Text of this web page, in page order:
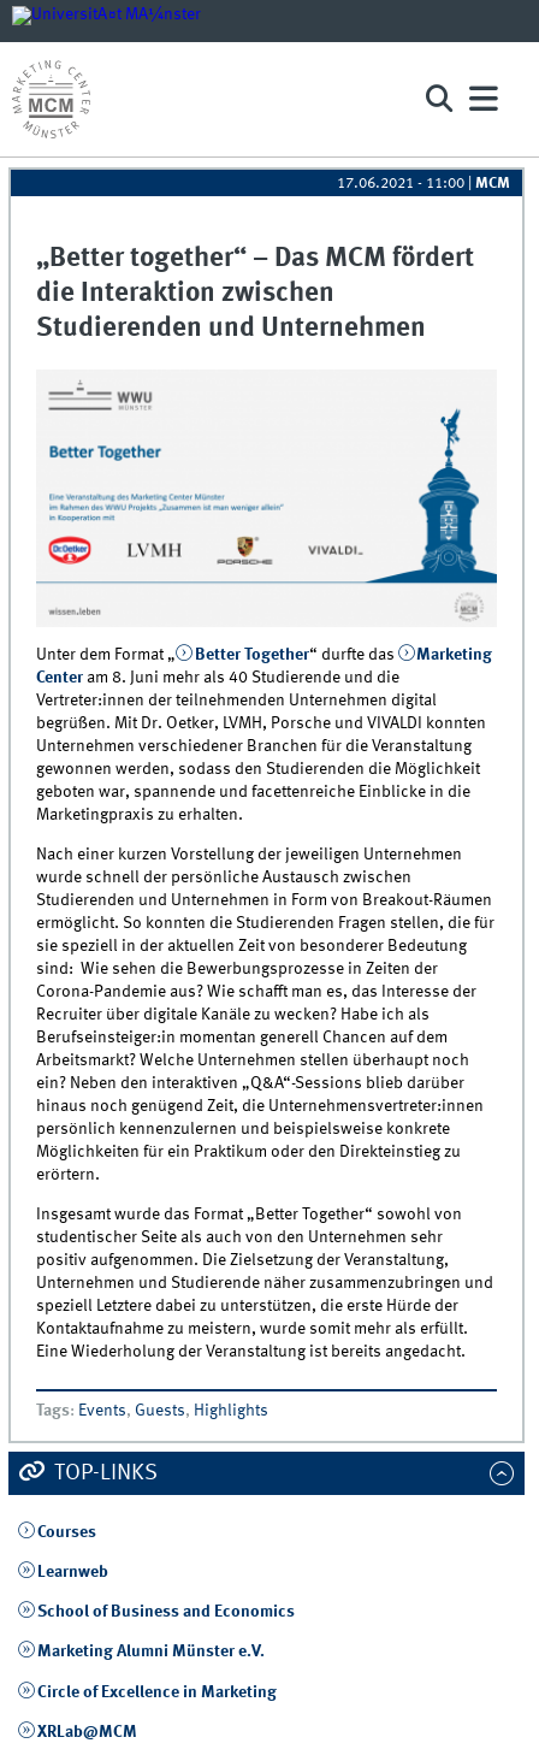
17.06.2021 - 11:00 |MCM
„Better together“ – Das MCM fördert
die Interaktion zwischen
Studierenden und Unternehmen
Unter dem Format „ Better Together“ durfte das
Marketing
Center am 8. Juni mehr als 40 Studierende und die
Vertreter:innen der teilnehmenden Unternehmen digital
begrüßen. Mit Dr. Oetker, LVMH, Porsche und VIVALDI konnten
Unternehmen verschiedener Branchen für die Veranstaltung
gewonnen werden, sodass den Studierenden die Möglichkeit
geboten war, spannende und facettenreiche Einblicke in die
Marketingpraxis zu erhalten.
Nach einer kurzen Vorstellung der jeweiligen Unternehmen
wurde schnell der persönliche Austausch zwischen
Studierenden und Unternehmen in Form von Breakout-Räumen
ermöglicht. So konnten die Studierenden Fragen stellen, die für
sie speziell in der aktuellen Zeit von besonderer Bedeutung
sind: Wie sehen die Bewerbungsprozesse in Zeiten der
Corona-Pandemie aus? Wie schafft man es, das Interesse der
Recruiter über digitale Kanäle zu wecken? Habe ich als
Berufseinsteiger:in momentan generell Chancen auf dem
Arbeitsmarkt? Welche Unternehmen stellen überhaupt noch
ein? Neben den interaktiven „Q&A“-Sessions blieb darüber
hinaus noch genügend Zeit, die Unternehmensvertreter:innen
persönlich kennenzulernen und beispielsweise konkrete
Möglichkeiten für ein Praktikum oder den Direkteinstieg zu
erörtern.
Insgesamt wurde das Format „Better Together“ sowohl von
studentischer Seite als auch von den Unternehmen sehr
positiv aufgenommen. Die Zielsetzung der Veranstaltung,
Unternehmen und Studierende näher zusammenzubringen und
speziell Letztere dabei zu unterstützen, die erste Hürde der
Kontaktaufnahme zu meistern, wurde somit mehr als erfüllt.
Eine Wiederholung der Veranstaltung ist bereits angedacht.
Tags: Events, Guests, Highlights
TOP-LINKS
Courses
Learnweb
School of Business and Economics
Marketing Alumni Münster e.V.
Circle of Excellence in Marketing
XRLab@MCM